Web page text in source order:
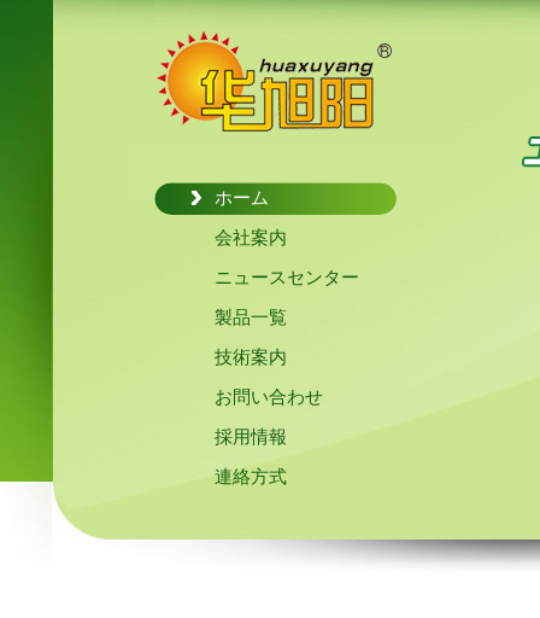
ホーム
会社案内
ニュースセンター
製品一覧
技術案内
お問い合わせ
採用情報
連絡方式